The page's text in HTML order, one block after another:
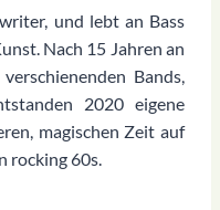
und lebt an Bass
Nach 15 Jahren an
Bands,
2020 eigene
magischen Zeit auf
rocking 60s.